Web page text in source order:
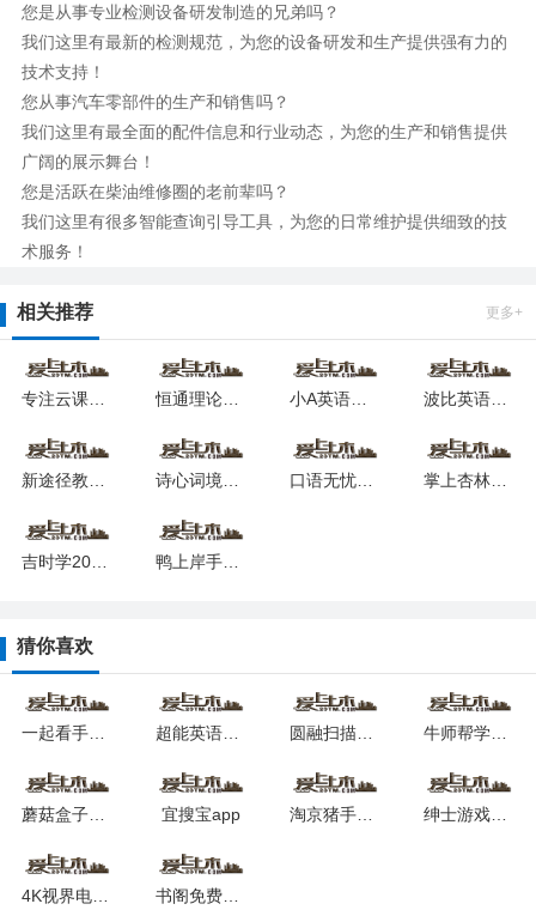
您是从事专业检测设备研发制造的兄弟吗？
我们这里有最新的检测规范，为您的设备研发和生产提供强有力的
技术支持！
您从事汽车零部件的生产和销售吗？
我们这里有最全面的配件信息和行业动态，为您的生产和销售提供
广阔的展示舞台！
您是活跃在柴油维修圈的老前辈吗？
我们这里有很多智能查询引导工具，为您的日常维护提供细致的技
术服务！
相关推荐 更多+
专注云课堂学生版最新安卓版本 恒通理论速成2024最新版下载 小A英语阅读免费版2024最新下载 波比英语手机版最新版
口语无忧听说训练下载app 掌上杏林客户端2024版本下载安装
吉时学2024最新版本安卓版 鸭上岸手机版安卓2024下载
猜你喜欢
一起看手机版 超能英语训练平台下载最新app 圆融扫描app手机版下载 牛师帮学生端2024下载安卓版
蘑菇盒子app最新版2024 宜搜宝app 淘京猪手抢购软件app下载 绅士游戏助手app下载
4K视界电视盒子版下载 书阁免费小说阅读器app下载